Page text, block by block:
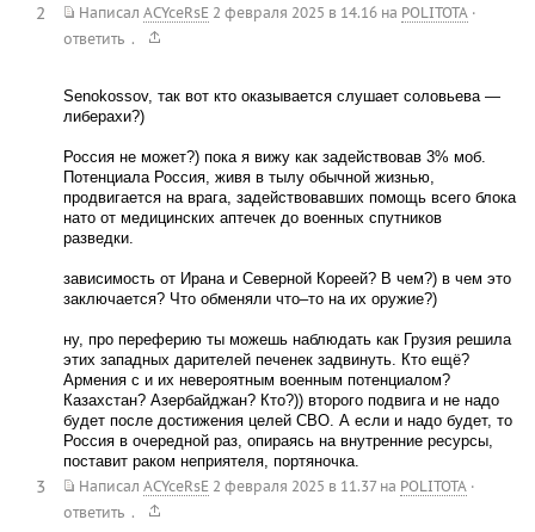
Написал ACYceRsE 2 февраля 2025 в 14.16на POLITOTA ·
ответить .
2
Senokossov, так вот кто оказывается слушает соловьева —
либерахи?)
Россия не может?) пока я вижу как задействовав 3% моб.
Потенциала Россия, живя в тылу обычной жизнью,
продвигается на врага, задействовавших помощь всего блока
нато от медицинских аптечек до военных спутников
разведки.
зависимость от Ирана и Северной Кореей? В чем?) в чем это
заключается? Что обменяли что–то на их оружие?)
ну, про переферию ты можешь наблюдать как Грузия решила
этих западных дарителей печенек задвинуть. Кто ещё?
Армения с и их невероятным военным потенциалом?
Казахстан? Азербайджан? Кто?)) второго подвига и не надо
будет после достижения целей СВО. А если и надо будет, то
Россия в очередной раз, опираясь на внутренние ресурсы,
поставит раком неприятеля, портяночка.
Написал ACYceRsE 2 февраля 2025 в 11.37на POLITOTA ·
ответить .
3